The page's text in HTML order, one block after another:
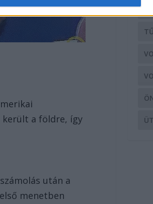
került a földre, így
után a
menetben